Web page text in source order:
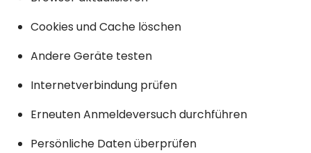
Cookies und Cache löschen
Andere Geräte testen
Internetverbindung prüfen
Erneuten Anmeldeversuch durchführen
Persönliche Daten überprüfen